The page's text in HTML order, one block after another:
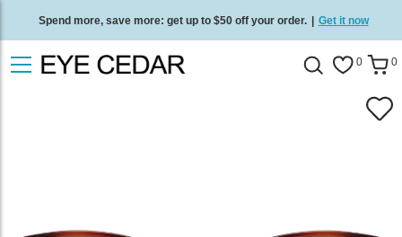
Spend more, save more: get up to $50 off your order. | Get it now
Free standard delivery on all orders Shop now 0 0